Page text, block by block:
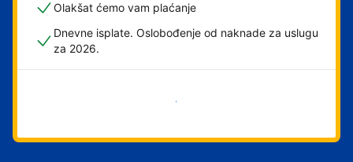
Olakšat ćemo vam plaćanje
Dnevne isplate. Oslobođenje od naknade za uslugu
za 2026.
Započni odmah